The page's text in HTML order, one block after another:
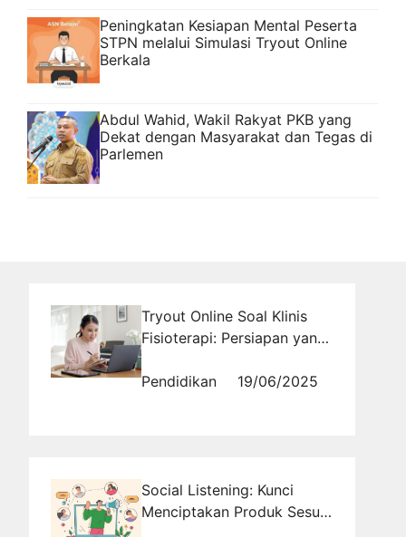
Peningkatan Kesiapan Mental Peserta
STPN melalui Simulasi Tryout Online
Berkala
Abdul Wahid, Wakil Rakyat PKB yang
Dekat dengan Masyarakat dan Tegas di
Parlemen
Tryout Online Soal Klinis
Fisioterapi: Persiapan yang
Pendidikan
19/06/2025
Social Listening: Kunci
Menciptakan Produk Sesuai